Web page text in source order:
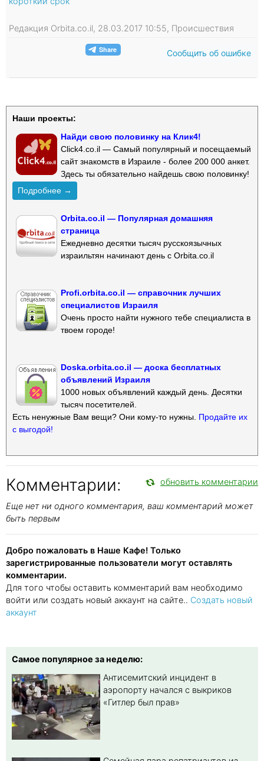
Редакция Orbita.co.il, 28.03.2017 10:55, Происшествия
Сообщить об ошибке
Наши проекты:
Найди свою половинку на Клик4!
Click4.co.il — Самый популярный и посещаемый
сайт знакомств в Израиле - более 200 000 анкет.
Здесь ты обязательно найдешь свою половинку!
Подробнее →
Orbita.co.il — Популярная домашняя
страница
Ежедневно десятки тысяч русскоязычных
израильтян начинают день с Orbita.co.il
Profi.orbita.co.il — справочник лучших
специалистов Израиля
Очень просто найти нужного тебе специалиста в
твоем городе!
Doska.orbita.co.il — доска бесплатных
объявлений Израиля
1000 новых объявлений каждый день. Десятки
тысяч посетителей.
Есть ненужные Вам вещи? Они кому-то нужны. Продайте их
с выгодой!
Комментарии: обновить комментарии
Еще нет ни одного комментария, ваш комментарий может
быть первым
Добро пожаловать в Наше Кафе! Только
зарегистрированные пользователи могут оставлять
комментарии.
Для того чтобы оставить комментарий вам необходимо
войти или создать новый аккаунт на сайте.. Создать новый
аккаунт
Самое популярное за неделю:
Антисемитский инцидент в
аэропорту начался с выкриков
«Гитлер был прав»